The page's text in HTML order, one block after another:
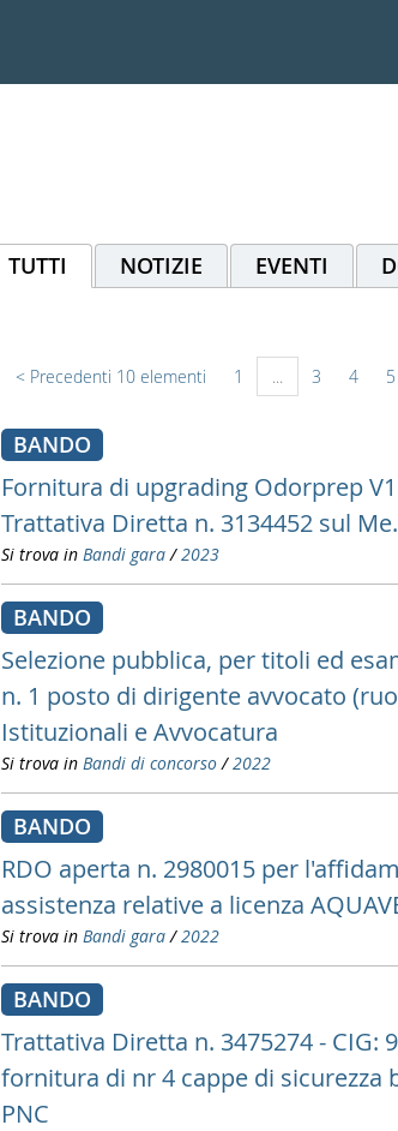
TUTTI NOTIZIE EVENTI
Precedenti 10 elementi 1 ... 3 4 5
BANDO
Fornitura di upgrading Odorprep
Trattativa Diretta n. 3134452 sul
Si trova in Bandi gara /2023
BANDO
Selezione pubblica, per titoli ed
n. 1 posto di dirigente avvocato
Istituzionali e Avvocatura
Si trova in Bandi di concorso /2022
BANDO
RDO aperta n. 2980015 per
assistenza relative a licenza
Si trova in Bandi gara /2022
BANDO
Trattativa Diretta n. 3475274 - CIG:
fornitura di nr 4 cappe di sicurezza
PNC